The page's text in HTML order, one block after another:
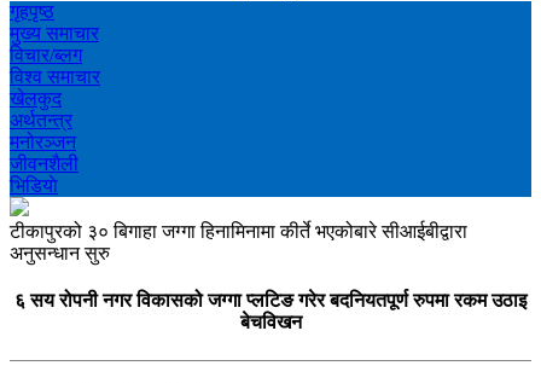
गृहपृष्ठ
मुख्य समाचार
विचार/ब्लग
विश्व समाचार
खेलकुद
अर्थतन्त्र
मनोरञ्‍जन
जीवनशैली
भिडियाे
टीकापुरको ३० बिगाहा जग्गा हिनामिनामा कीर्ते भएकोबारे सीआईबीद्वारा
अनुसन्धान सुरु
६ सय रोपनी नगर विकासको जग्गा प्लटिङ गरेर बदनियतपूर्ण रुपमा रकम उठाइ
बेचविखन